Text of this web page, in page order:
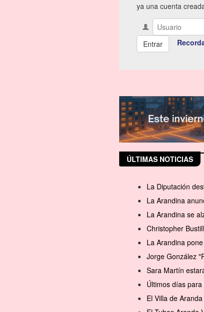
ya una cuenta
ÚLTIMAS NOTICIAS
La Diputación
La Arandina
La Arandina se
Christopher
La Arandina
Jorge González
Sara Martín
Últimos días
El Villa de